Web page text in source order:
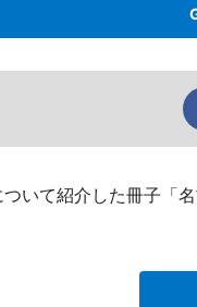
いて紹介した冊子「